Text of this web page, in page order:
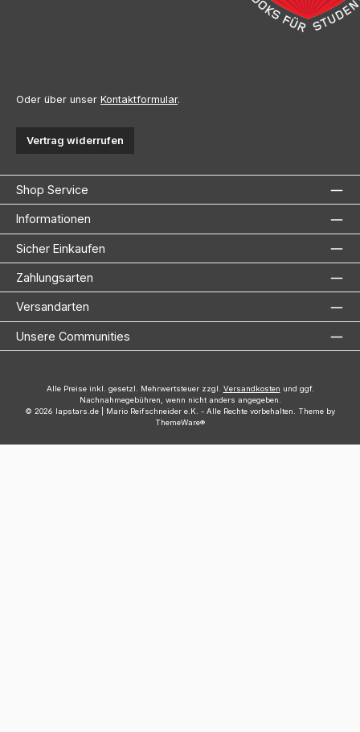
Oder über unser Kontaktformular.
Vertrag widerrufen
Shop Service
Informationen
Sicher Einkaufen
Zahlungsarten
Versandarten
Unsere Communities
Alle Preise inkl. gesetzl. Mehrwertsteuer zzgl. Versandkosten und ggf.
Nachnahmegebühren, wenn nicht anders angegeben.
© 2026 lapstars.de | Mario Reifschneider e.K. - Alle Rechte vorbehalten. Theme by
ThemeWare®